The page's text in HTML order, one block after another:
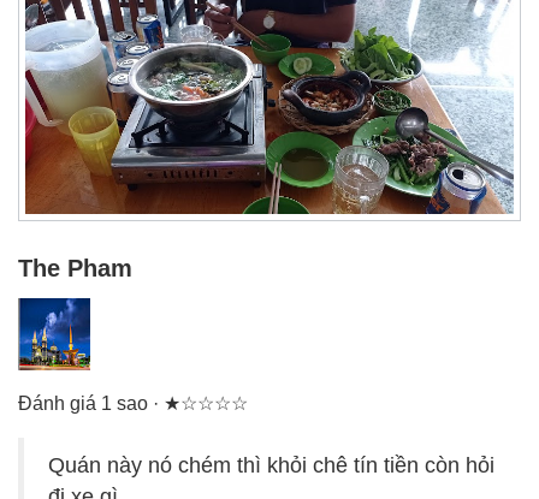
The Pham
Đánh giá 1 sao · ★☆☆☆☆
Quán này nó chém thì khỏi chê tín tiền còn hỏi